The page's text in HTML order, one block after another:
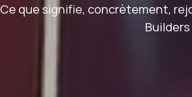
Ce que signifie, concrètement,